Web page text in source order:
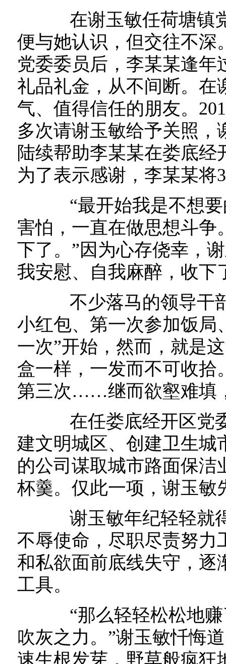
在谢玉敏任荷塘镇党
便与她认识，但交往不深
党委委员后，李某某逢
礼品礼金，从不间断。在
气、值得信任的朋友。
多次请谢玉敏给予关照
陆续帮助李某某在娄底
为了表示感谢，李某某将
“最开始我是不想要
害怕，一直在做思想斗争
下了。”因为心存侥幸，
我安慰、自我麻醉，收下
不少落马的领导干部
小红包、第一次参加饭局
一次”开始，然而，就是
盒一样，一发而不可收拾
第三次……继而欲壑难填
在任娄底经开区党委
建文明城区、创建卫生城
的公司谋取城市路面保
杯羹。仅此一项，谢玉敏
谢玉敏年纪轻轻就得
不辱使命，尽职尽责努力
和私欲面前底线失守，逐
工具。
“那么轻轻松松地赚
吹灰之力。”谢玉敏忏悔
速生根发芽，野草般疯狂